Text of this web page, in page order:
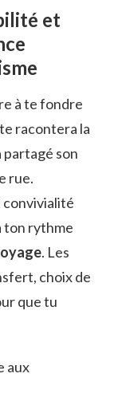
et
à te fondre
racontera la
partagé son
rue.
convivialité
ton rythme
. Les
choix de
que tu
aux